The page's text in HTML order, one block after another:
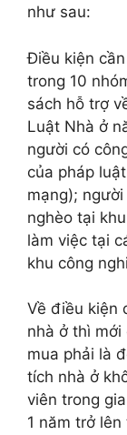
như sau:
Điều kiện
trong 10
sách hỗ trợ
Luật Nhà ở
người có
của pháp
mạng);
nghèo tại
làm việc tại
khu công
Về điều kiện
nhà ở thì mới
mua phải là
tích nhà ở
viên trong
1 năm trở